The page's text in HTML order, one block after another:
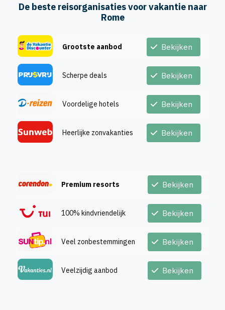
De beste reisorganisaties voor vakantie naar
Rome
Grootste aanbod Bekijken
Scherpe deals Bekijken
Voordelige hotels Bekijken
Heerlijke zonvakanties Bekijken
Premium resorts Bekijken
100% kindvriendelijk Bekijken
Veel zonbestemmingen Bekijken
Veelzijdig aanbod Bekijken